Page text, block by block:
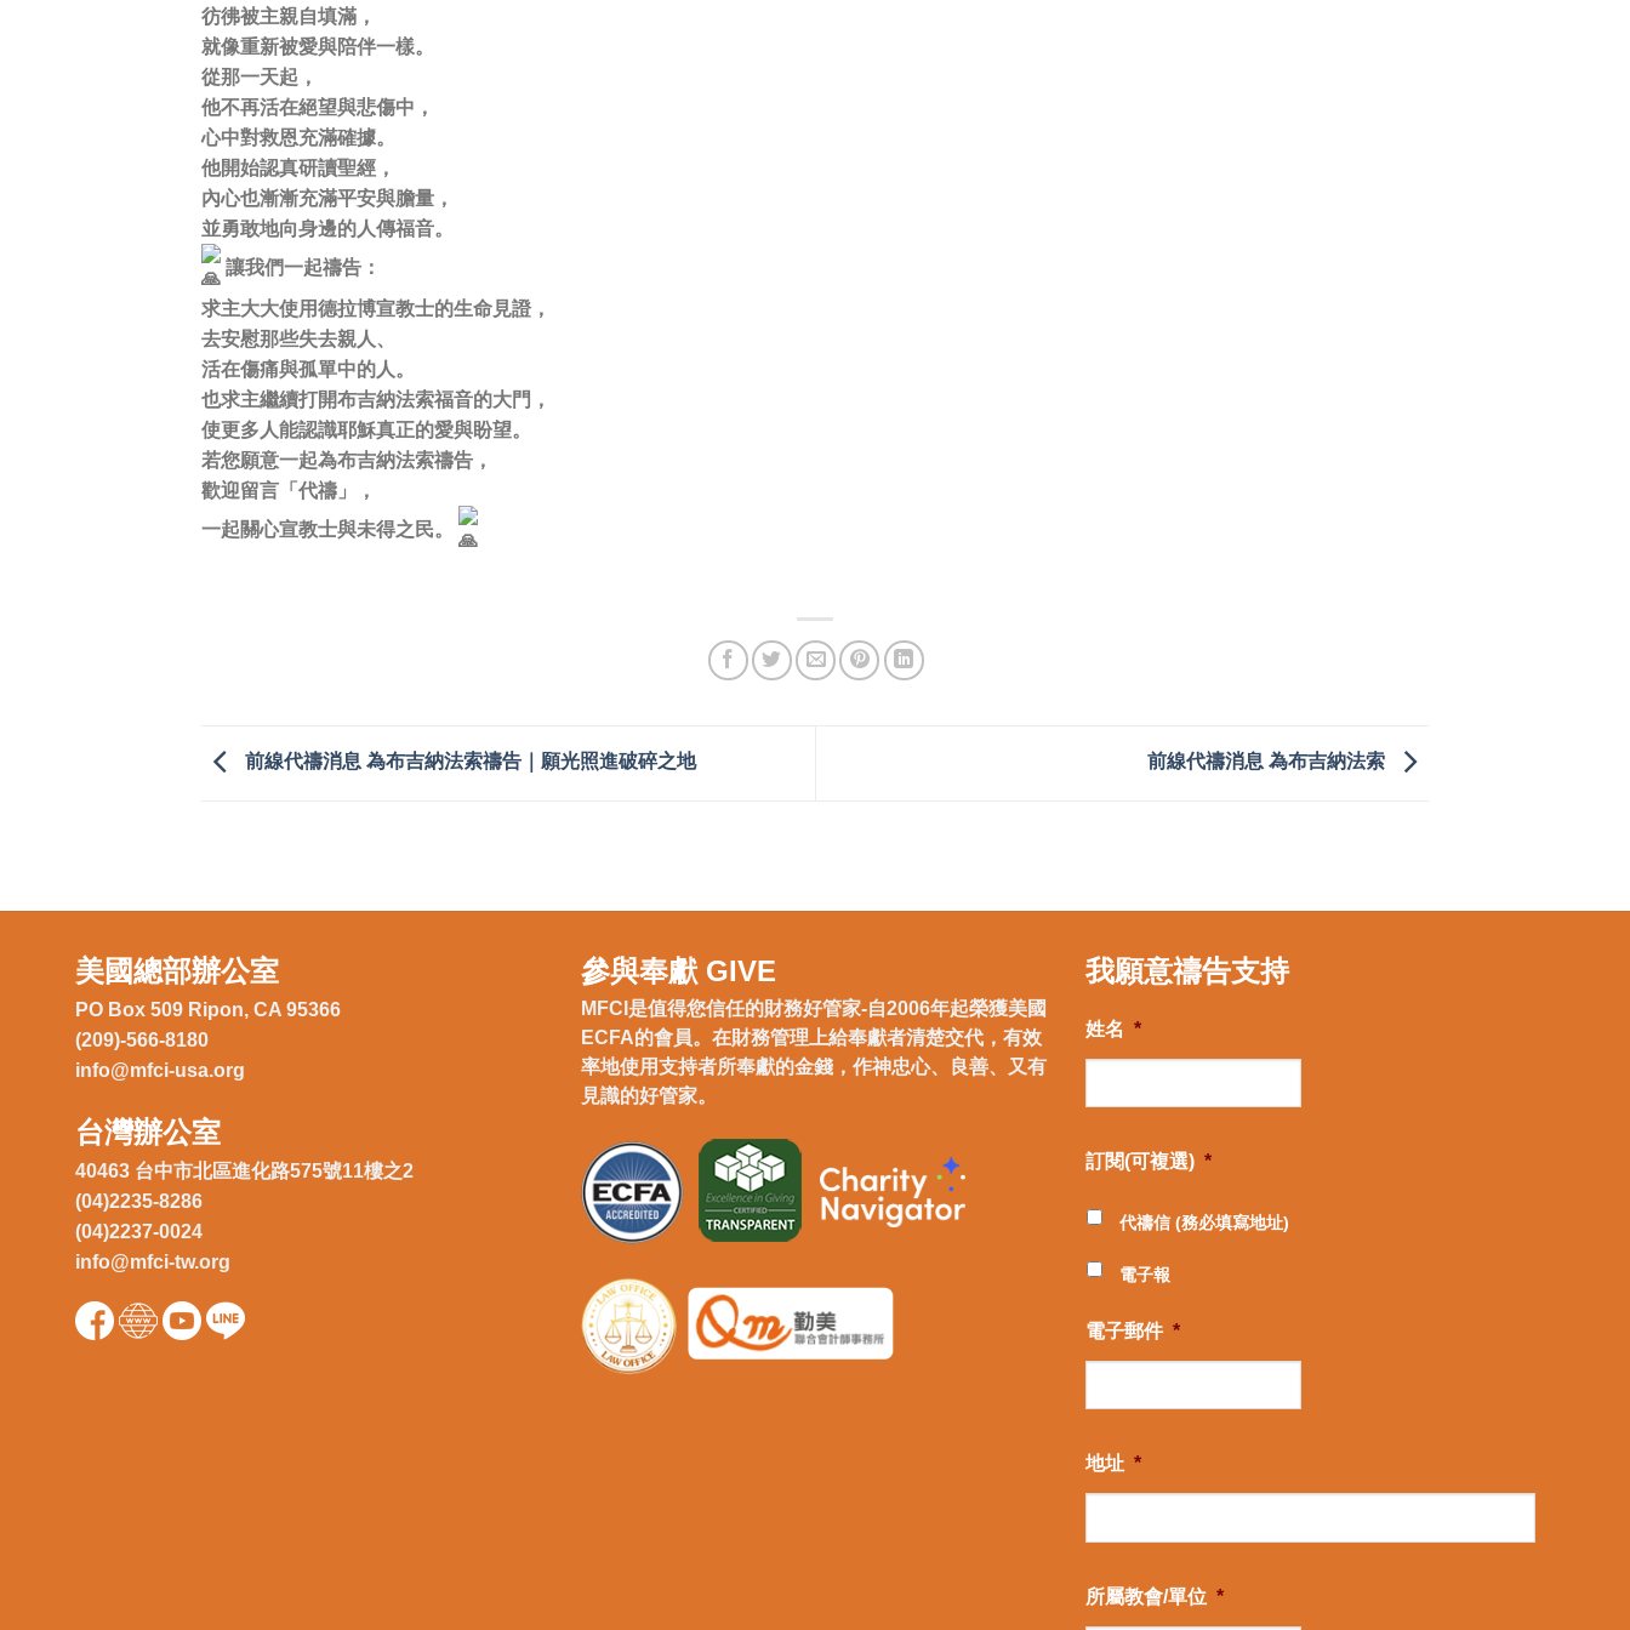
彷彿被主親自填滿，
就像重新被愛與陪伴一樣。
從那一天起，
他不再活在絕望與悲傷中，
心中對救恩充滿確據。
他開始認真研讀聖經，
內心也漸漸充滿平安與膽量，
並勇敢地向身邊的人傳福音。
讓我們一起禱告：
求主大大使用德拉博宣教士的生命見證，
去安慰那些失去親人、
活在傷痛與孤單中的人。
也求主繼續打開布吉納法索福音的大門，
使更多人能認識耶穌真正的愛與盼望。
若您願意一起為布吉納法索禱告，
歡迎留言「代禱」，
一起關心宣教士與未得之民。
前線代禱消息 為布吉納法索禱告｜願光照進破碎之地 前線代禱消息 為布吉納法索
美國總部辦公室
PO Box 509 Ripon, CA 95366
(209)-566-8180
info@mfci-usa.org
台灣辦公室
40463 台中市北區進化路575號11樓之2
(04)2235-8286
(04)2237-0024
info@mfci-tw.org
參與奉獻 GIVE
MFCI是值得您信任的財務好管家-自2006年起榮獲美國
ECFA的會員。在財務管理上給奉獻者清楚交代，有效
率地使用支持者所奉獻的金錢，作神忠心、良善、又有
見識的好管家。
我願意禱告支持
姓名 *
訂閱(可複選) *
代禱信 (務必填寫地址)
電子報
電子郵件 *
地址 *
所屬教會/單位 *